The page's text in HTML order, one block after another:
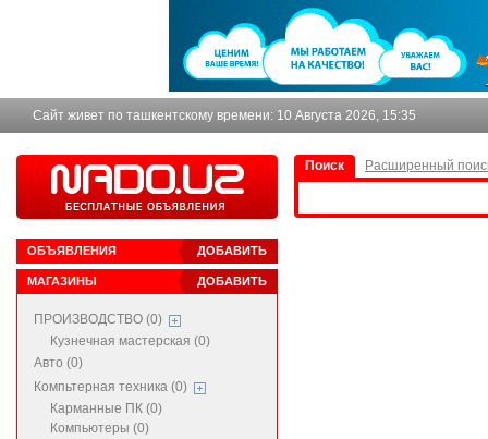
Сайт живет по ташкентскому времени: 10 Августа 2026, 15:35
ДОБАВИТЬ
ОБЪЯВЛЕНИЯ
ДОБАВИТЬ
МАГАЗИНЫ
ПРОИЗВОДСТВО (0)
Кузнечная мастерская (0)
Авто (0)
Компьтерная техника (0)
Карманные ПК (0)
Компьютеры (0)
Поиск Расширенный